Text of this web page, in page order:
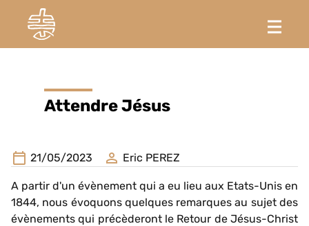
Attendre Jésus
21/05/2023 Eric PEREZ
A partir d'un évènement qui a eu lieu aux Etats-Unis en
1844, nous évoquons quelques remarques au sujet des
évènements qui précèderont le Retour de Jésus-Christ